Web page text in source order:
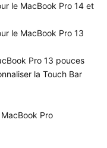
le MacBook Pro 14 et
le MacBook Pro 13
Pro 13 pouces
la Touch Bar
Pro